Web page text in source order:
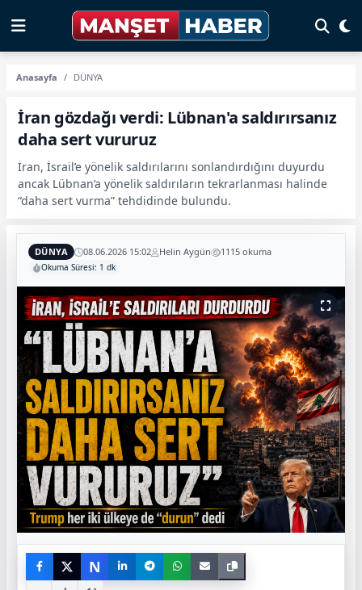
Anasayfa DÜNYA
İran gözdağı verdi: Lübnan'a saldırırsanız
daha sert vururuz
İran, İsrail’e yönelik saldırılarını sonlandırdığını duyurdu
ancak Lübnan’a yönelik saldırıların tekrarlanması halinde
“daha sert vurma” tehdidinde bulundu.
DÜNYA 08.06.2026 15:02 Helin Aygün 1115 okuma
Okuma Süresi: 1 dk
N